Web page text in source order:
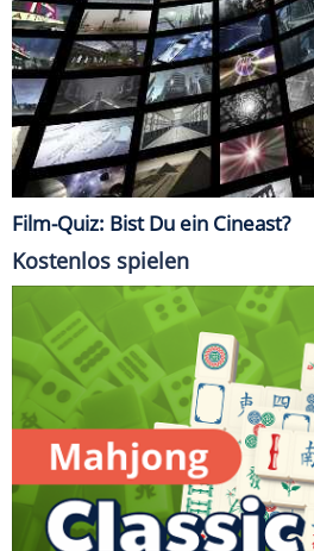
Film-Quiz: Bist Du ein Cineast?
Kostenlos spielen